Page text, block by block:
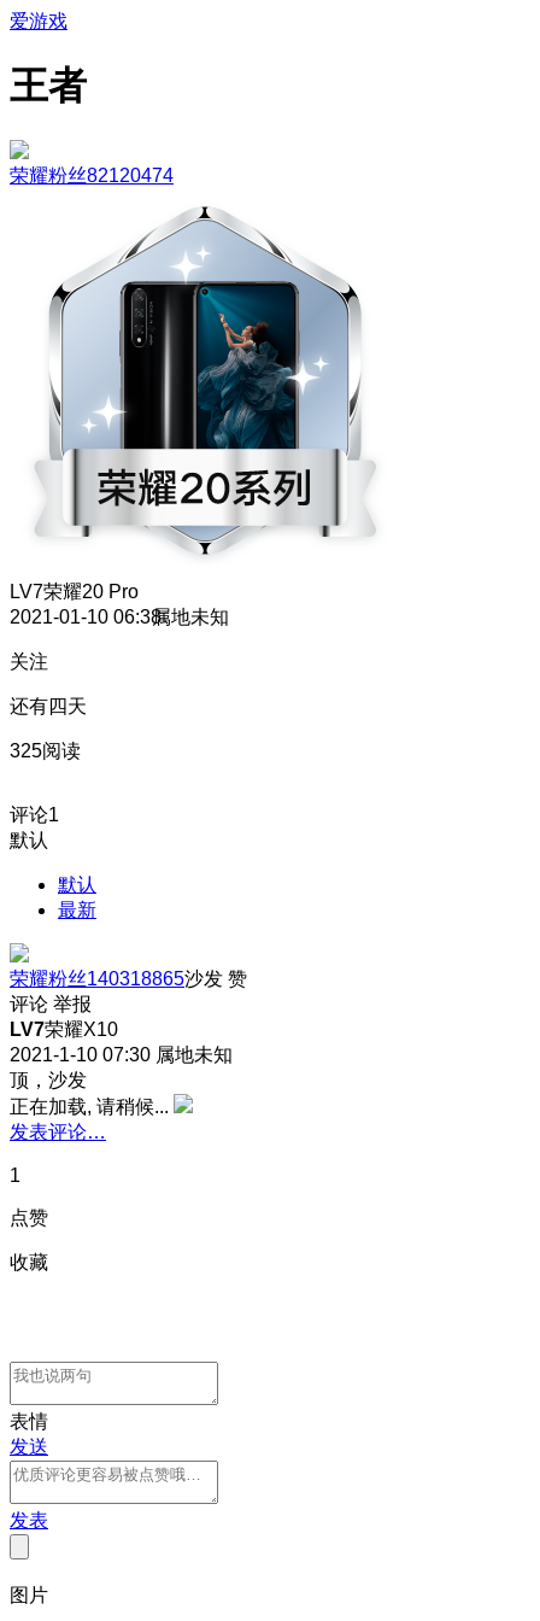
爱游戏
王者
荣耀粉丝82120474
LV7荣耀20 Pro
2021-01-10 06:38属地未知
关注
还有四天
325阅读
评论1
默认
默认
最新
荣耀粉丝140318865沙发 赞
评论 举报
LV7荣耀X10
2021-1-10 07:30 属地未知
顶，沙发
正在加载, 请稍候...
发表评论…
1
点赞
收藏
表情
发送
发表
图片